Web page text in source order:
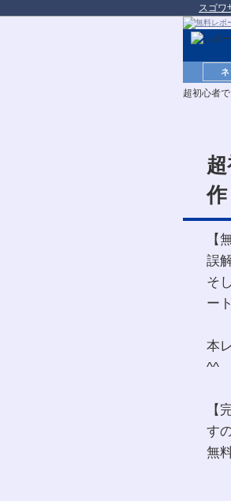
スゴワ
超初心者
【
誤
そ
ー
本
^^
【
す
無